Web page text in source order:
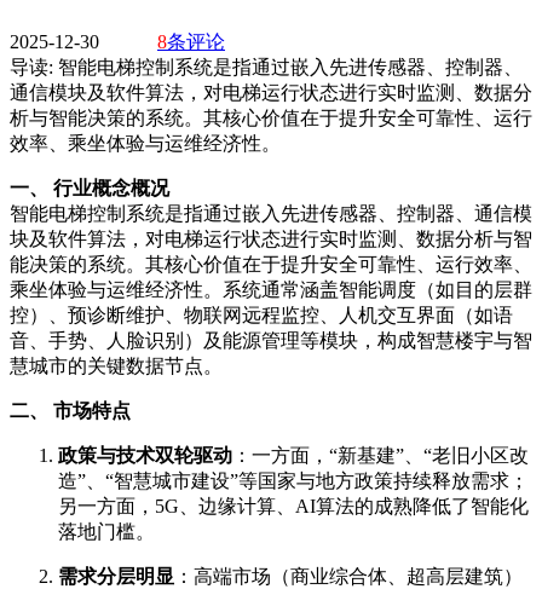
2025-12-30 8条评论
导读: 智能电梯控制系统是指通过嵌入先进传感器、控制器、
通信模块及软件算法，对电梯运行状态进行实时监测、数据分
析与智能决策的系统。其核心价值在于提升安全可靠性、运行
效率、乘坐体验与运维经济性。
一、 行业概念概况
智能电梯控制系统是指通过嵌入先进传感器、控制器、通信模
块及软件算法，对电梯运行状态进行实时监测、数据分析与智
能决策的系统。其核心价值在于提升安全可靠性、运行效率、
乘坐体验与运维经济性。系统通常涵盖智能调度（如目的层群
控）、预诊断维护、物联网远程监控、人机交互界面（如语
音、手势、人脸识别）及能源管理等模块，构成智慧楼宇与智
慧城市的关键数据节点。
二、 市场特点
政策与技术双轮驱动 ：一方面，“新基建”、“老旧小区改
造”、“智慧城市建设”等国家与地方政策持续释放需求；
另一方面，5G、边缘计算、AI算法的成熟降低了智能化
落地门槛。
需求分层明显 ：高端市场（商业综合体、超高层建筑）